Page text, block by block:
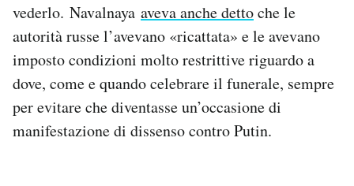
vederlo. Navalnaya aveva anche dettoche le
autorità russe l’avevano «ricattata» e le avevano
imposto condizioni molto restrittive riguardo a
dove, come e quando celebrare il funerale, sempre
per evitare che diventasse un’occasione di
manifestazione di dissenso contro Putin.